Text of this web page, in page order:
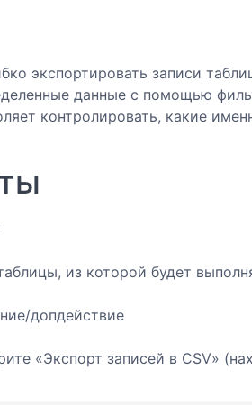
экспортировать записи
данные с помощью
контролировать, какие
из которой будет
допдействие
«Экспорт записей в CSV»